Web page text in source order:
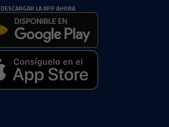
DESCARGAR LA APP AHORA